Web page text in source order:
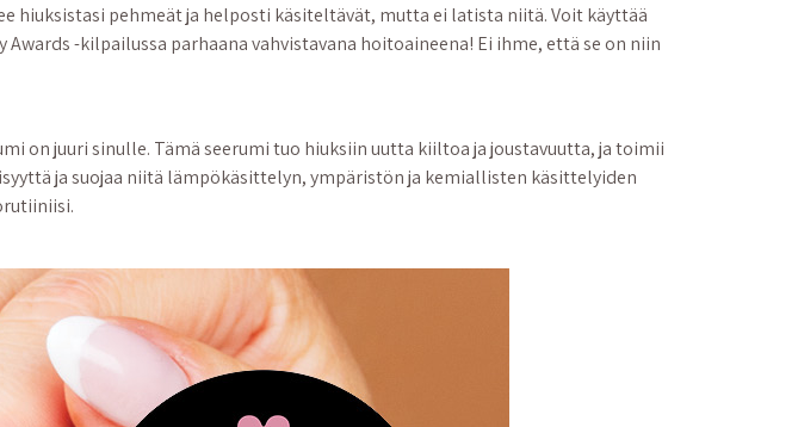
pehmeät ja helposti käsiteltävät, mutta ei latista niitä. Voit käyttää
-kilpailussa parhaana vahvistavana hoitoaineena! Ei ihme, että se on niin
on juuri sinulle. Tämä seerumi tuo hiuksiin uutta kiiltoa ja joustavuutta, ja toimii
ja suojaa niitä lämpökäsittelyn, ympäristön ja kemiallisten käsittelyiden